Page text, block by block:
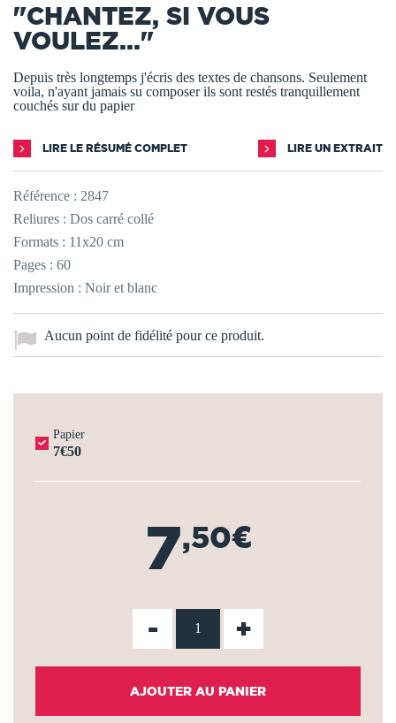
"CHANTEZ, SI VOUS
VOULEZ..."
Depuis très longtemps j'écris des textes de chansons. Seulement
voila, n'ayant jamais su composer ils sont restés tranquillement
couchés sur du papier
LIRE LE RÉSUMÉ COMPLET LIRE UN EXTRAIT
Référence : 2847
Reliures : Dos carré collé
Formats : 11x20 cm
Pages : 60
Impression : Noir et blanc
Aucun point de fidélité pour ce produit.
Papier
7€50
7,50€
- +
AJOUTER AU PANIER